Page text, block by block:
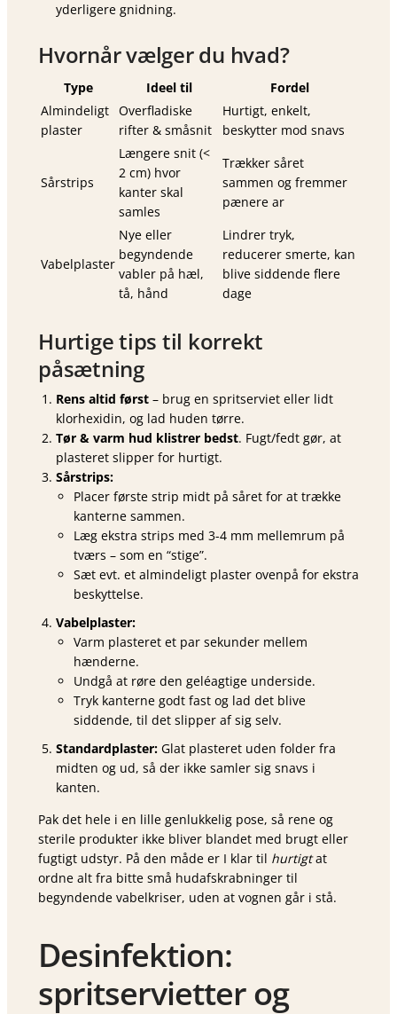
yderligere gnidning.
Hvornår vælger du hvad?
Type Ideel til
Fordel
Almindeligt
plaster
Overfladiske
rifter & småsnit
Hurtigt, enkelt,
beskytter mod snavs
Sårstrips
Længere snit (<
2 cm) hvor
kanter skal
samles
Trækker såret
sammen og fremmer
pænere ar
Vabelplaster
Nye eller
begyndende
vabler på hæl,
tå, hånd
Lindrer tryk,
reducerer smerte, kan
blive siddende flere
dage
Hurtige tips til korrekt
påsætning
Rens altid først – brug en spritserviet eller lidt
klorhexidin, og lad huden tørre.
Tør & varm hud klistrer bedst. Fugt/fedt gør, at
plasteret slipper for hurtigt.
Sårstrips:
Placer første strip midt på såret for at trække
kanterne sammen.
Læg ekstra strips med 3-4 mm mellemrum på
tværs – som en “stige”.
Sæt evt. et almindeligt plaster ovenpå for ekstra
beskyttelse.
Vabelplaster:
Varm plasteret et par sekunder mellem
hænderne.
Undgå at røre den geléagtige underside.
Tryk kanterne godt fast og lad det blive
siddende, til det slipper af sig selv.
Standardplaster: Glat plasteret uden folder fra
midten og ud, så der ikke samler sig snavs i
kanten.
Pak det hele i en lille genlukkelig pose, så rene og
sterile produkter ikke bliver blandet med brugt eller
fugtigt udstyr. På den måde er I klar til hurtigtat
ordne alt fra bitte små hudafskrabninger til
begyndende vabelkriser, uden at vognen går i stå.
Desinfektion:
spritservietter og